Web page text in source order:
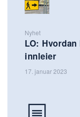
Nyhet
LO:
innleier
17. januar 2023